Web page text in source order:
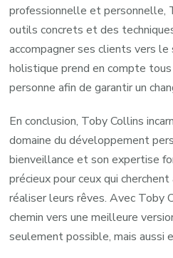
professionnelle et personnelle,
outils concrets et des
accompagner ses clients vers le
holistique prend en compte
personne afin de garantir un
En conclusion, Toby Collins
domaine du développement
bienveillance et son expertise
précieux pour ceux qui
réaliser leurs rêves. Avec Toby
chemin vers une meilleure
seulement possible, mais aussi